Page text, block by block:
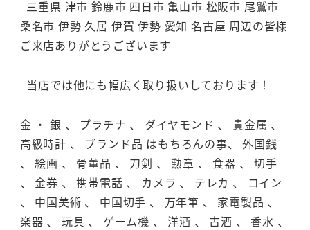
三重県 津市 鈴鹿市 四日市 亀山市 松阪市 尾鷲市
桑名市 伊勢 久居 伊賀 伊勢 愛知 名古屋 周辺の皆様
ご来店ありがとうございます
当店では他にも幅広く取り扱いしております！
金 ・ 銀 、 プラチナ 、 ダイヤモンド 、 貴金属 、
高級時計 、 ブランド品 はもちろんの事、 外国銭
、 絵画 、 骨董品 、 刀剣 、 勲章 、 食器 、 切手
、 金券 、 携帯電話 、 カメラ 、 テレカ 、 コイン
、 中国美術 、 中国切手 、 万年筆 、 家電製品 、
楽器 、 玩具 、 ゲーム機 、 洋酒 、 古酒 、 香水 、